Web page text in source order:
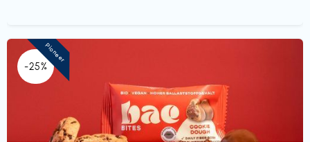
-25%
Pioneer